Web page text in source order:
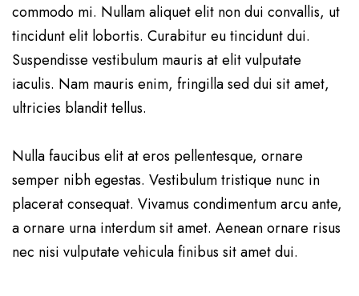
commodo mi. Nullam aliquet elit non dui convallis, ut
tincidunt elit lobortis. Curabitur eu tincidunt dui.
Suspendisse vestibulum mauris at elit vulputate
iaculis. Nam mauris enim, fringilla sed dui sit amet,
ultricies blandit tellus.
Nulla faucibus elit at eros pellentesque, ornare
semper nibh egestas. Vestibulum tristique nunc in
placerat consequat. Vivamus condimentum arcu ante,
a ornare urna interdum sit amet. Aenean ornare risus
nec nisi vulputate vehicula finibus sit amet dui.